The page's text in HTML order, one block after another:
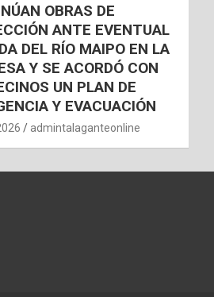
OBRAS DE
ANTE EVENTUAL
DEL RÍO MAIPO EN LA
Y SE ACORDÓ CON
UN PLAN DE
Y EVACUACIÓN
admintalaganteonline